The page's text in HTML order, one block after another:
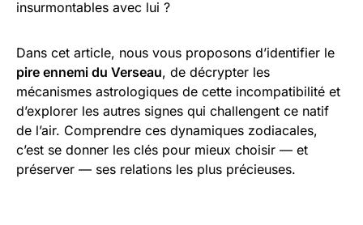
insurmontables avec lui ?
Dans cet article, nous vous proposons d’identifier le
pire ennemi du Verseau, de décrypter les
mécanismes astrologiques de cette incompatibilité et
d’explorer les autres signes qui challengent ce natif
de l’air. Comprendre ces dynamiques zodiacales,
c’est se donner les clés pour mieux choisir — et
préserver — ses relations les plus précieuses.